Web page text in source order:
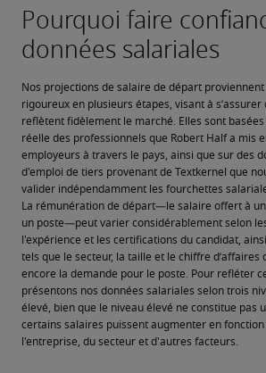
Nos projections de salaire de départ
rigoureux en plusieurs étapes, visant à s’assurer
reflètent fidèlement le marché. Elles sont
réelle des professionnels que Robert Half a mis
employeurs à travers le pays, ainsi que sur des
d'emploi de tiers provenant de Textkernel que
valider indépendamment les fourchettes
La rémunération de départ—le salaire offert à
un poste—peut varier considérablement selon
l'expérience et les certifications du candidat,
tels que le secteur, la taille et le chiffre d’affaires
encore la demande pour le poste. Pour refléter
présentons nos données salariales selon trois
élevé, bien que le niveau élevé ne constitue pas
certains salaires puissent augmenter en fonction
l'entreprise, du secteur et d'autres facteurs.